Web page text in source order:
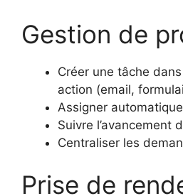
Gestion de
Créer une tâche
action (email,
Assigner
Suivre l’avancement
Centraliser les
Prise de